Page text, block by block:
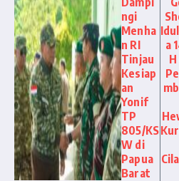
ngi
Menha
n RI
Tinjau
Kesiap
an
Yonif
TP
805/KS
W di
Papua
Barat
a